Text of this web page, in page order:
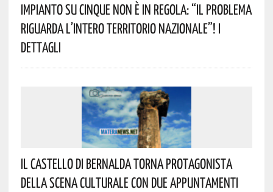
Impianto Su Cinque Non È In Regola: “il Problema
Riguarda L’intero Territorio Nazionale”! I
Dettagli
Il Castello Di Bernalda Torna Protagonista
Della Scena Culturale Con Due Appuntamenti